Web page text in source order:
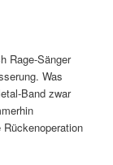
Rage-Sänger
Was
Band zwar